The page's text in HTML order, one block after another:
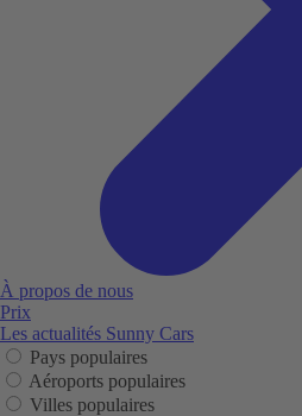
À propos de nous
Prix
Les actualités Sunny Cars
Pays populaires
Aéroports populaires
Villes populaires